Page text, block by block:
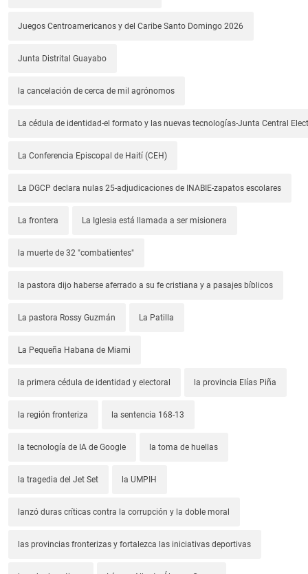
Juegos Centroamericanos y del Caribe Santo Domingo 2026
Junta Distrital Guayabo
la cancelación de cerca de mil agrónomos
La cédula de identidad-el formato y las nuevas tecnologías-Junta Central
La Conferencia Episcopal de Haití (CEH)
La DGCP declara nulas 25-adjudicaciones de INABIE-zapatos escolares
La frontera La Iglesia está llamada a ser misionera
la muerte de 32 "combatientes"
la pastora dijo haberse aferrado a su fe cristiana y a pasajes bíblicos
La pastora Rossy Guzmán La Patilla
La Pequeña Habana de Miami
la primera cédula de identidad y electoral la provincia Elías Piña
la región fronteriza la sentencia 168-13
la tecnología de IA de Google la toma de huellas
la tragedia del Jet Set la UMPIH
lanzó duras críticas contra la corrupción y la doble moral
las provincias fronterizas y fortalezca las iniciativas deportivas